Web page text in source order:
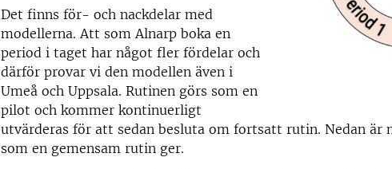
Det finns för- och nackdelar med
modellerna. Att som Alnarp boka en
period i taget har något fler fördelar och
därför provar vi den modellen även i
Umeå och Uppsala. Rutinen görs som en
pilot och kommer kontinuerligt
utvärderas för att sedan besluta om fortsatt rutin. Nedan är
som en gemensam rutin ger.